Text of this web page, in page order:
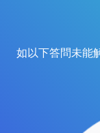
如以下答問未能